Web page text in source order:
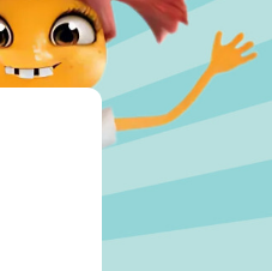
09:00— 21:00
—21:00
21:00
08:00—21:00